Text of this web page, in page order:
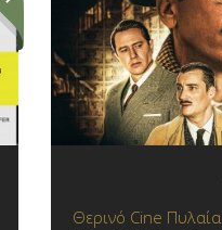
Θερινό Cine Πυλαία